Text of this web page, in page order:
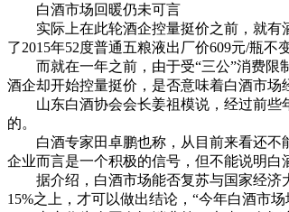
白酒市场回暖仍未可言
实际上在此轮酒企控量挺价之前，就有酒
了2015年52度普通五粮液出厂价609元/瓶不
而就在一年之前，由于受“三公”消费限制
酒企却开始控量挺价，是否意味着白酒市
山东白酒协会会长姜祖模说，经过前些年
的。
白酒专家田卓鹏也称，从目前来看还不能
企业而言是一个积极的信号，但不能说明
据介绍，白酒市场能否复苏与国家经济大
15%之上，才可以做出结论，“今年白酒市